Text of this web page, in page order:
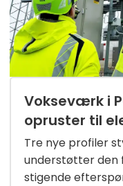
Vokseværk i
opruster til
Tre nye profiler
understøtter
stigende